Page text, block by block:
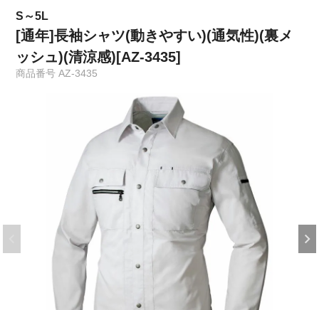
S～5L
[通年]長袖シャツ(動きやすい)(通気性)(裏メ
ッシュ)(清涼感)[AZ-3435]
商品番号 AZ-3435